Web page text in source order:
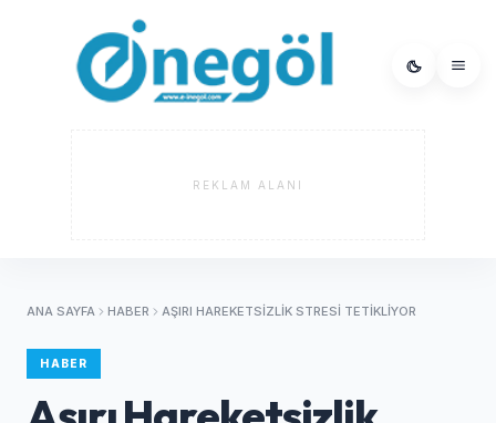
REKLAM ALANI
ANA SAYFA HABER AŞIRI HAREKETSIZLIK STRESI TETIKLIYOR
HABER